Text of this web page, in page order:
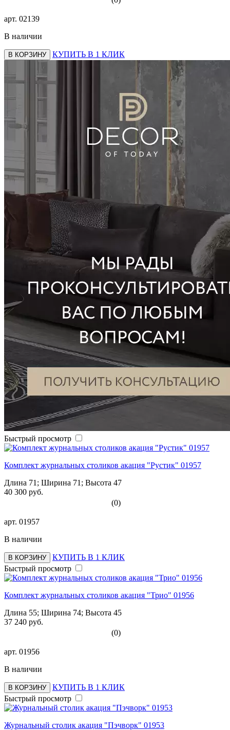
арт. 02139
В наличии
В КОРЗИНУ КУПИТЬ В 1 КЛИК
Быстрый просмотр
Комплект журнальных столиков акация "Рустик" 01957
Длина 71; Ширина 71; Высота 47
40 300 руб.
(0)
арт. 01957
В наличии
В КОРЗИНУ
КУПИТЬ В 1 КЛИК
Быстрый просмотр
Комплект журнальных столиков акация "Трио" 01956
Длина 55; Ширина 74; Высота 45
37 240 руб.
(0)
арт. 01956
В наличии
В КОРЗИНУ
КУПИТЬ В 1 КЛИК
Быстрый просмотр
Журнальный столик акация "Пэчворк" 01953